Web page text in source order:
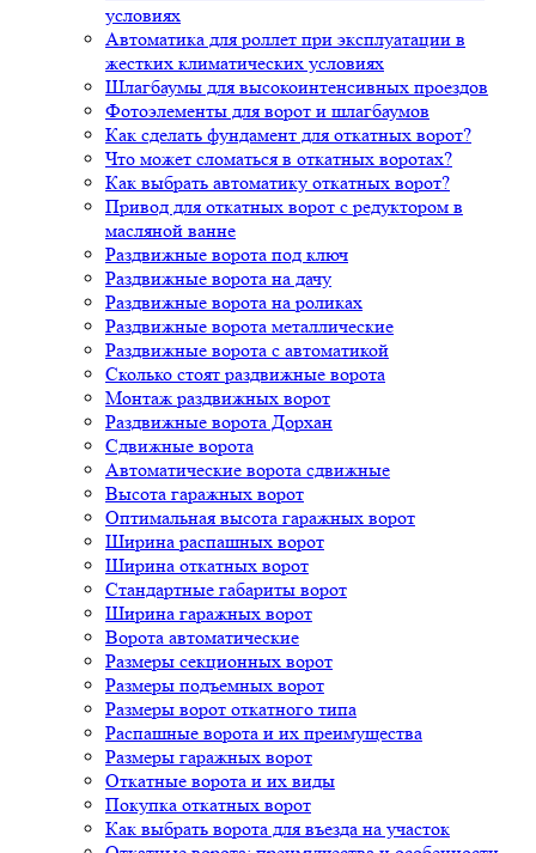
условиях
Автоматика для роллет при эксплуатации в
жестких климатических условиях
Шлагбаумы для высокоинтенсивных проездов
Фотоэлементы для ворот и шлагбаумов
Как сделать фундамент для откатных ворот?
Что может сломаться в откатных воротах?
Как выбрать автоматику откатных ворот?
Привод для откатных ворот с редуктором в
масляной ванне
Раздвижные ворота под ключ
Раздвижные ворота на дачу
Раздвижные ворота на роликах
Раздвижные ворота металлические
Раздвижные ворота с автоматикой
Сколько стоят раздвижные ворота
Монтаж раздвижных ворот
Раздвижные ворота Дорхан
Сдвижные ворота
Автоматические ворота сдвижные
Высота гаражных ворот
Оптимальная высота гаражных ворот
Ширина распашных ворот
Ширина откатных ворот
Стандартные габариты ворот
Ширина гаражных ворот
Ворота автоматические
Размеры секционных ворот
Размеры подъемных ворот
Размеры ворот откатного типа
Распашные ворота и их преимущества
Размеры гаражных ворот
Откатные ворота и их виды
Покупка откатных ворот
Как выбрать ворота для въезда на участок